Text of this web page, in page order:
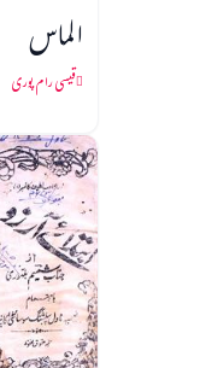
الماس
قیسی رام پوری